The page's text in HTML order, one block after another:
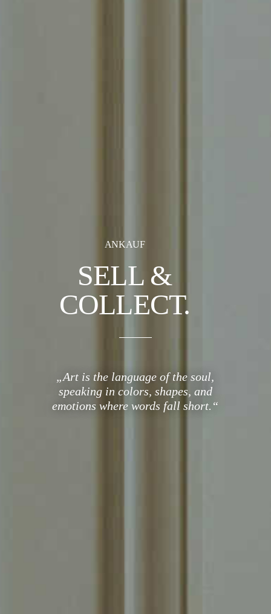
ANKAUF
SELL &
COLLECT.
„Art is the language of the soul,
speaking in colors, shapes, and
emotions where words fall short.“